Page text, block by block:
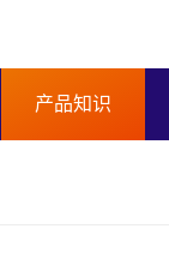
产品知识